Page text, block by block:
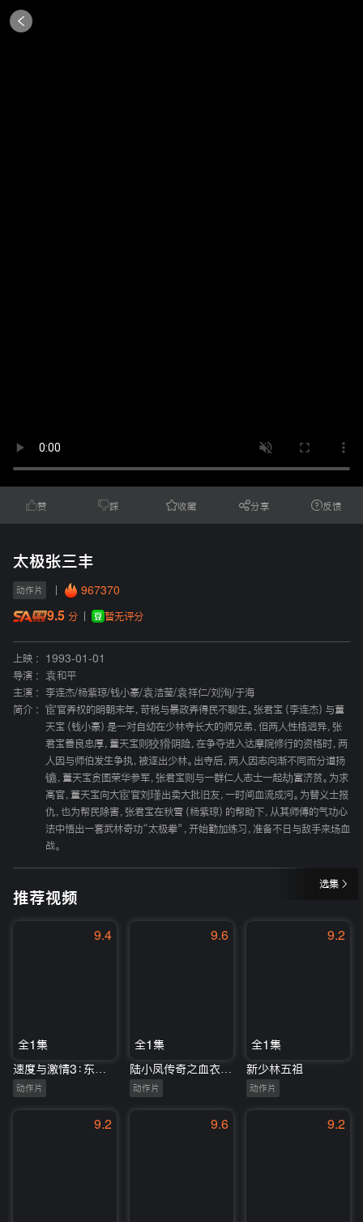
赞 踩 收藏 分享 反馈
太极张三丰
动作片 967370
9.5 分 暂无评分
上映 :
1993-01-01
导演 :
袁和平
主演 :
李连杰/杨紫琼/钱小豪/袁洁莹/袁祥仁/刘洵/于海
简介 :
宦官弄权的明朝末年，苛税与暴政弄得民不聊生。张君宝（李连杰）与董
天宝（钱小豪）是一对自幼在少林寺长大的师兄弟，但两人性格迥异，张
君宝善良忠厚，董天宝则狡猾阴险，在争夺进入达摩院修行的资格时，两
人因与师伯发生争执，被逐出少林。出寺后，两人因志向渐不同而分道扬
镳，董天宝贪图荣华参军，张君宝则与一群仁人志士一起劫富济贫。为求
高官，董天宝向大宦官刘瑾出卖大批旧友，一时间血流成河。为替义士报
仇，也为帮民除害，张君宝在秋雪（杨紫琼）的帮助下，从其师傅的气功心
法中悟出一套武林奇功“太极拳”，开始勤加练习，准备不日与敌手来场血
战。
选集
推荐视频
9.4
全1集
动作片
9.6
全1集
动作片
9.2
全1集
新少林五祖
动作片
9.2 9.6 9.2